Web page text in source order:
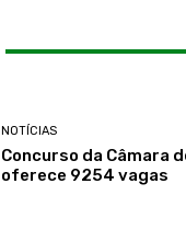
NOTÍCIAS
Concurso da Câmara
oferece 9254 vagas